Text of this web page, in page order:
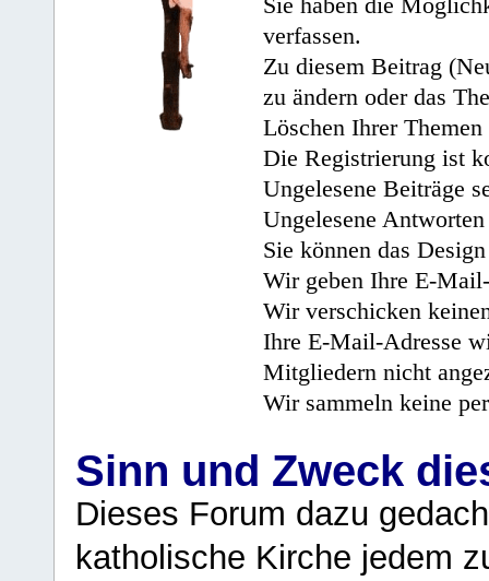
Sie haben die
verfassen.
Zu diesem Beitrag
zu ändern oder das
Löschen Ihrer
Die Registrierung ist
Ungelesene Beiträge
Ungelesene
Sie können das
Wir geben Ihre E-
Wir verschicken
Ihre E-Mail-Adresse
Mitgliedern nicht
Wir sammeln keine
Sinn und Zweck
Dieses Forum dazu
katholische Kirche jedem